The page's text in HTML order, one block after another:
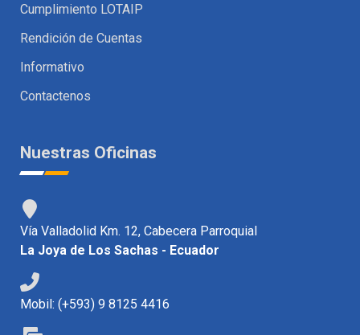
Cumplimiento LOTAIP
Rendición de Cuentas
Informativo
Contactenos
Nuestras Oficinas
Vía Valladolid Km. 12, Cabecera Parroquial
La Joya de Los Sachas - Ecuador
Mobil: (+593) 9 8125 4416